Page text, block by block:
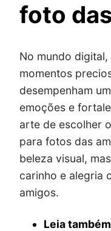
foto
No mundo
momentos
desempenham
emoções e
arte de escolher
para fotos das
beleza visual,
carinho e alegria
amigos.
Leia